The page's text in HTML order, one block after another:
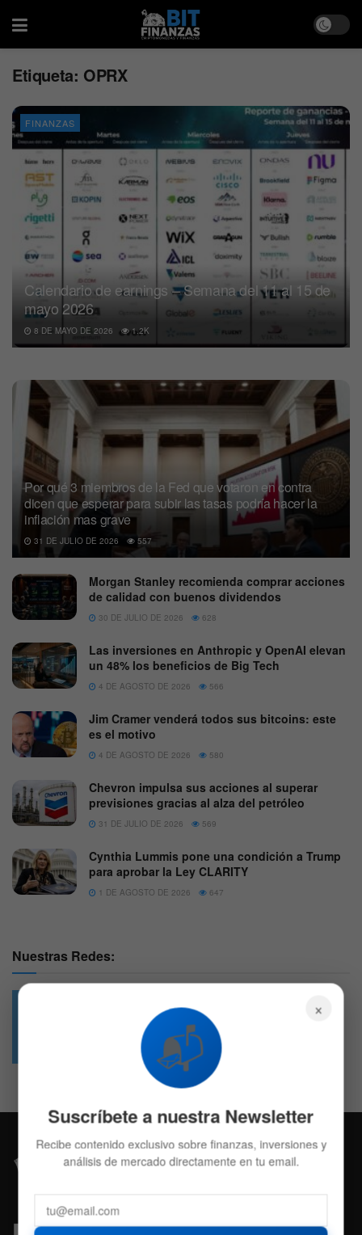
Etiqueta: OPRX
FINANZAS
Calendario de earnings – Semana del 11 al 15 de
mayo 2026
8 DE MAYO DE 2026 1.2K
Por qué 3 miembros de la Fed que votaron en contra
dicen que esperar para subir las tasas podría hacer la
inflación mas grave
31 DE JULIO DE 2026 557
Morgan Stanley recomienda comprar acciones
de calidad con buenos dividendos
30 DE JULIO DE 2026 628
Las inversiones en Anthropic y OpenAI elevan
un 48% los beneficios de Big Tech
4 DE AGOSTO DE 2026 566
Jim Cramer venderá todos sus bitcoins: este
es el motivo
4 DE AGOSTO DE 2026 580
Chevron impulsa sus acciones al superar
previsiones gracias al alza del petróleo
31 DE JULIO DE 2026 569
Cynthia Lummis pone una condición a Trump
para aprobar la Ley CLARITY
1 DE AGOSTO DE 2026 647
Nuestras Redes:
4.7k
Followers
×
📬
Suscríbete a nuestra Newsletter
Recibe contenido exclusivo sobre finanzas, inversiones y
análisis de mercado directamente en tu email.